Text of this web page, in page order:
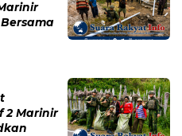
2 Marinir